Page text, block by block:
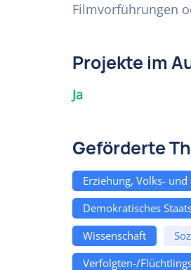
Filmvorführungen
Projekte im
Ja
Geförderte
Erziehung, Volks-
Demokratisches
Wissenschaft
Verfolgten-/